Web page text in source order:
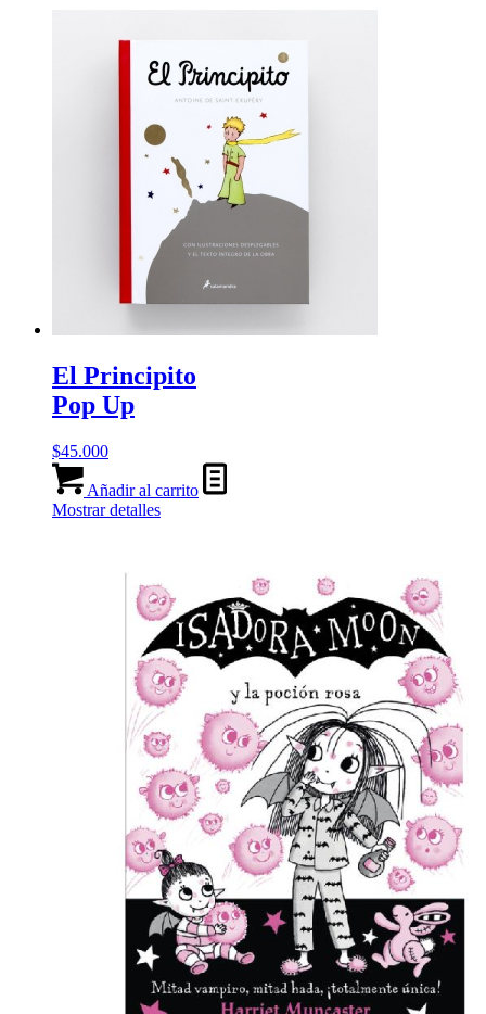
El Principito
Pop Up
$45.000
Añadir al carrito
Mostrar detalles